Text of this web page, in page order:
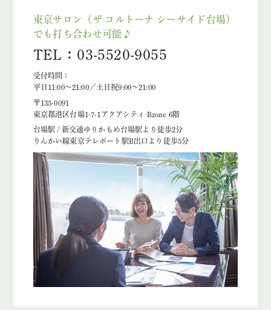
東京サロン（ザ コルトーナ シーサイド台場）
でも打ち合わせ可能♪
TEL：03-5520-9055
受付時間：
平日11:00～21:00／土日祝9:00～21:00
〒135-0091
東京都港区台場1-7-1アクアシティ Bzone 6階
台場駅 / 新交通ゆりかもめ台場駅より徒歩2分
りんかい線東京テレポート駅B出口より徒歩5分